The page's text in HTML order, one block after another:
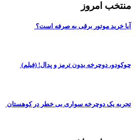
منتخب امروز
آیا خرید موتور برقی به صرفه است؟
چوکودو، دوچرخه بدون ترمز و پدال! (فیلم)
تجربه یک دوچرخه سواری بی خطر در کوهستان